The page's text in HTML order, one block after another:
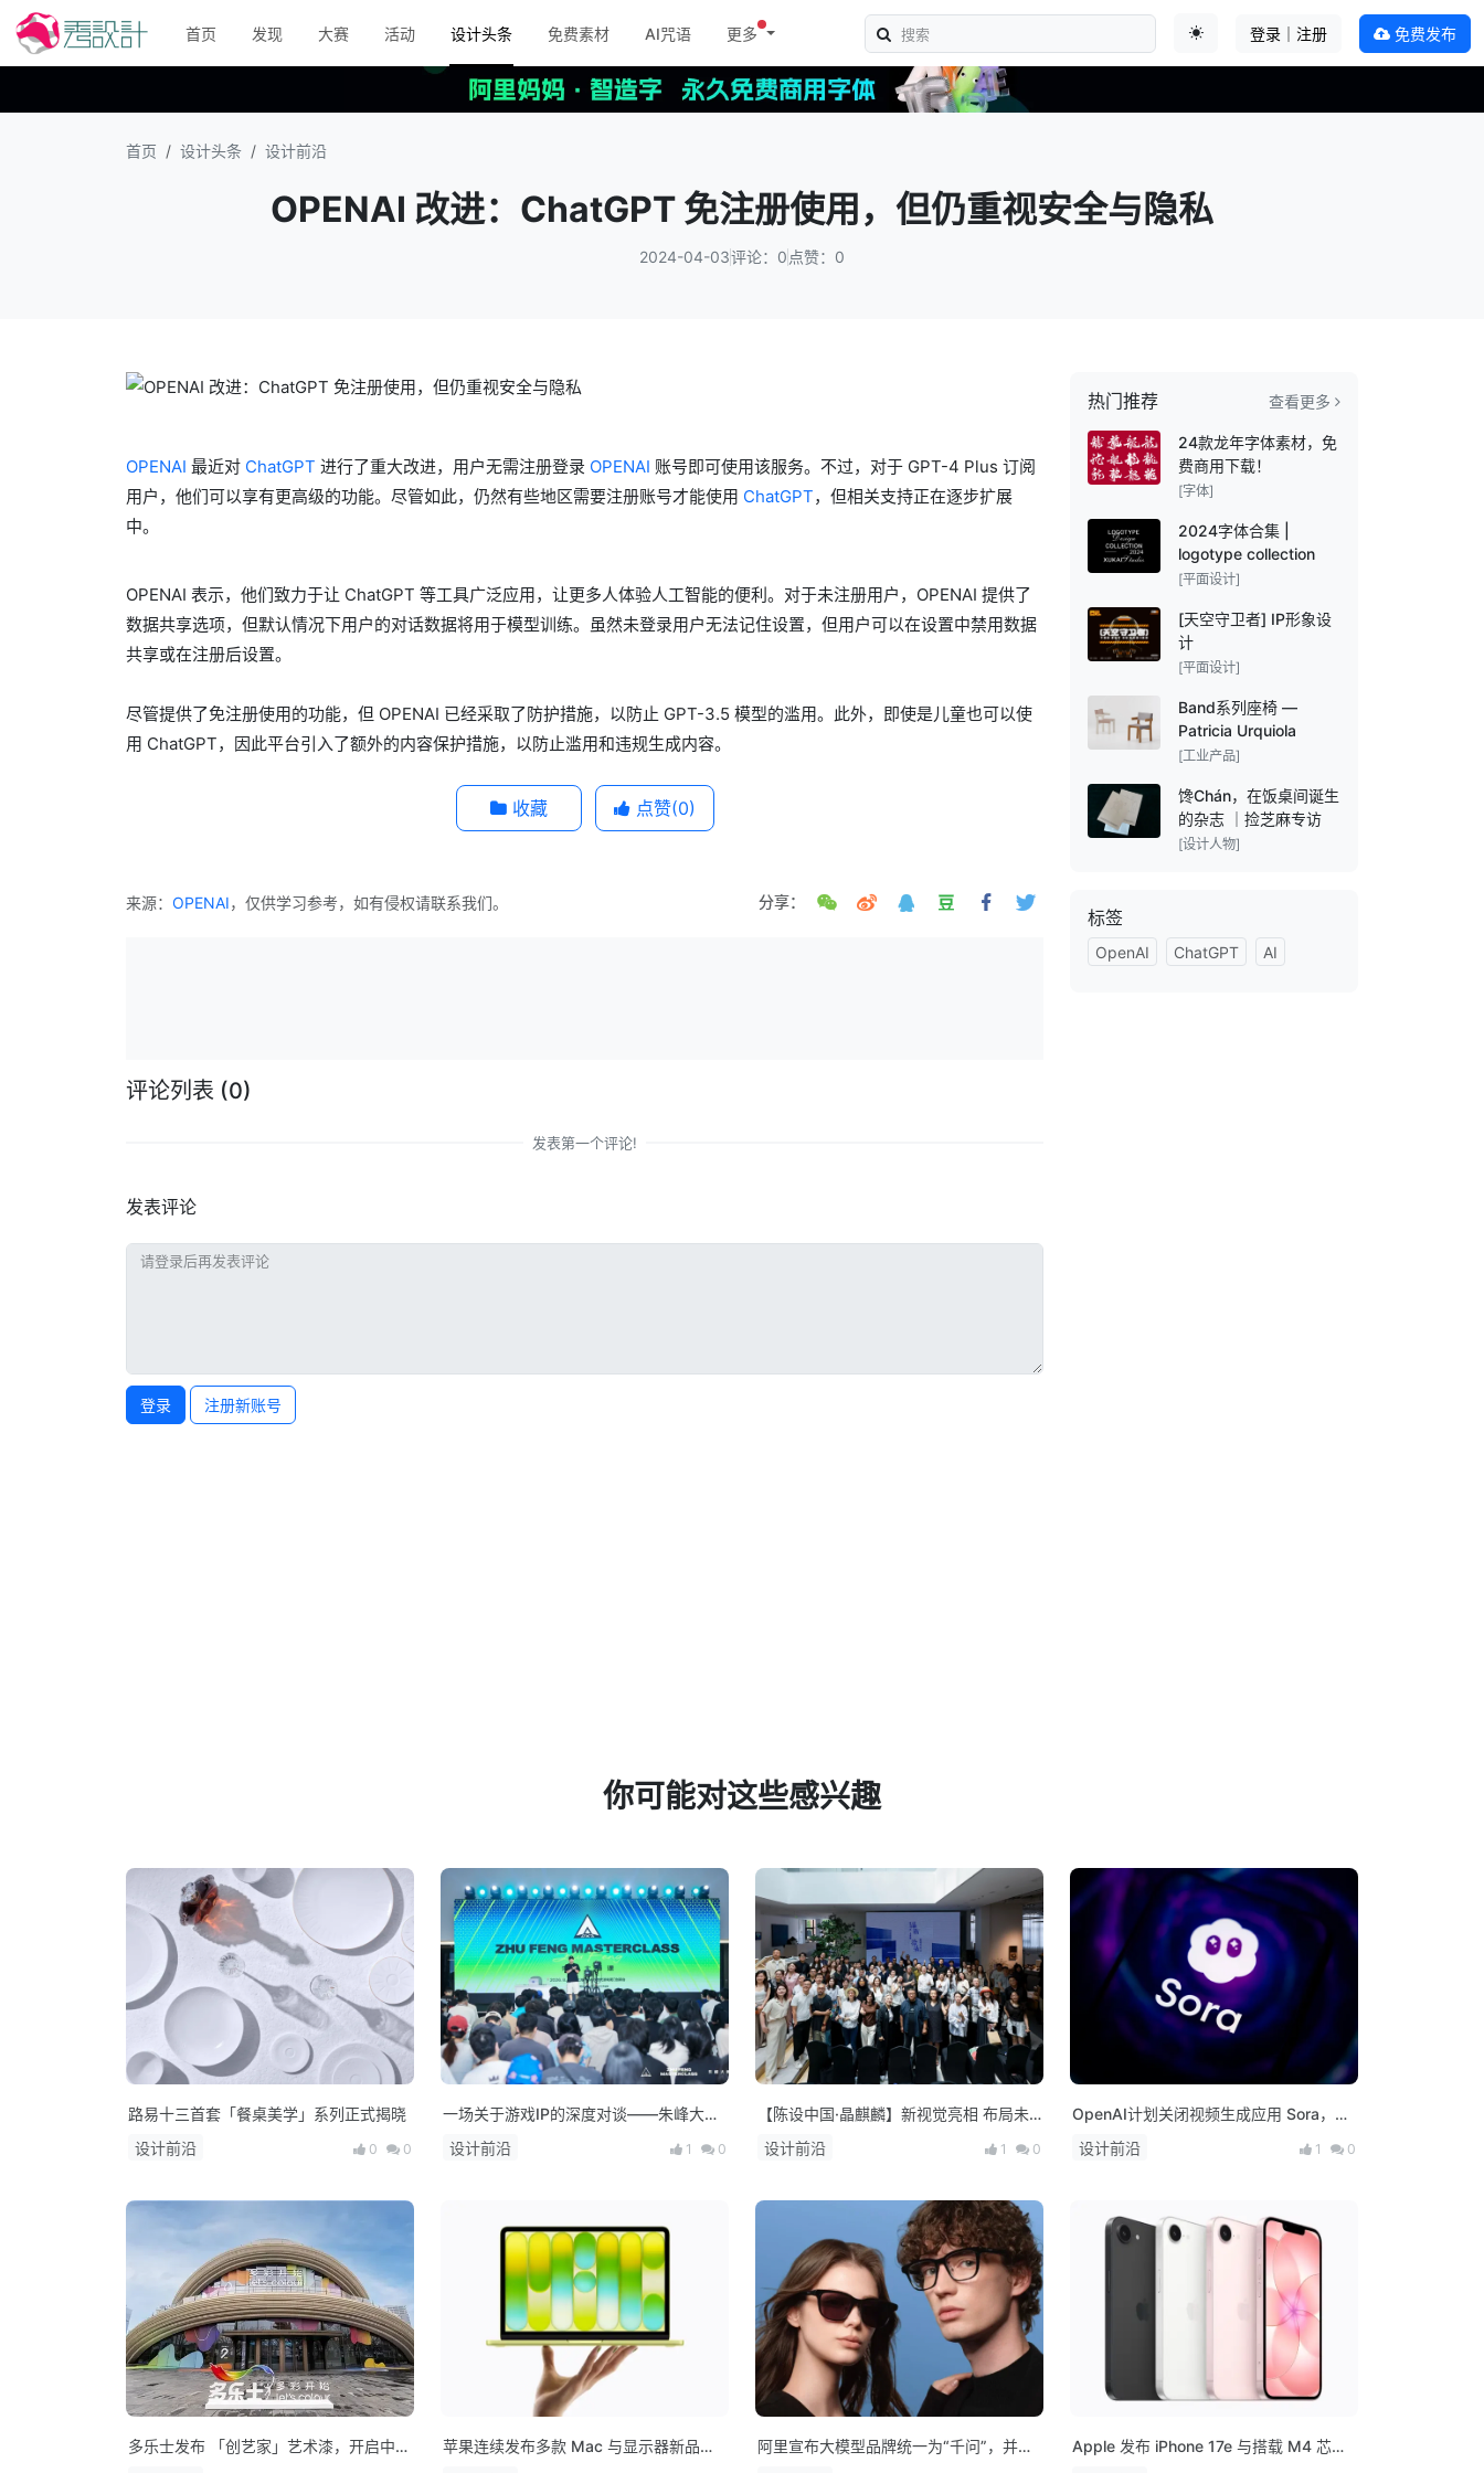
首页 发现 大赛 活动 设计头条 免费素材 AI咒语
更多
登录｜注册 免费发布
首页 设计头条 设计前沿
OPENAI 改进：ChatGPT 免注册使用，但仍重视安全与隐私
2024-04-03评论：0 点赞：0
OPENAI 最近对 ChatGPT 进行了重大改进，用户无需注册登录 OPENAI 账号即可使用该服务。不过，对于 GPT-4 Plus 订阅
用户，他们可以享有更高级的功能。尽管如此，仍然有些地区需要注册账号才能使用 ChatGPT，但相关支持正在逐步扩展
中。
OPENAI 表示，他们致力于让 ChatGPT 等工具广泛应用，让更多人体验人工智能的便利。对于未注册用户，OPENAI 提供了
数据共享选项，但默认情况下用户的对话数据将用于模型训练。虽然未登录用户无法记住设置，但用户可以在设置中禁用数据
共享或在注册后设置。
尽管提供了免注册使用的功能，但 OPENAI 已经采取了防护措施，以防止 GPT-3.5 模型的滥用。此外，即使是儿童也可以使
用 ChatGPT，因此平台引入了额外的内容保护措施，以防止滥用和违规生成内容。
收藏 点赞(0)
来源： OPENAI，仅供学习参考，如有侵权请联系我们。 分享：
评论列表 (0)
发表第一个评论!
发表评论
登录 注册新账号
热门推荐 查看更多
24款龙年字体素材，免
费商用下载！
[字体]
2024字体合集 |
logotype collection
[平面设计]
[天空守卫者] IP形象设
计
[平面设计]
Band系列座椅 —
Patricia Urquiola
[工业产品]
馋Chán，在饭桌间诞生
的杂志 ｜捡芝麻专访
[设计人物]
标签
OpenAI ChatGPT AI
你可能对这些感兴趣
路易十三首套「餐桌美学」系列正式揭晓
设计前沿
0 0
一场关于游戏IP的深度对谈——朱峰大师
课·次世代预研会在上海举办
设计前沿 1 0
【陈设中国·晶麒麟】新视觉亮相 布局未
来人居新生态
设计前沿 1 0
OpenAI计划关闭视频生成应用 Sora，上
线仅约15个月
设计前沿 1 0
多乐士发布 「创艺家」艺术漆，开启中国
苹果连续发布多款 Mac 与显示器新品：
阿里宣布大模型品牌统一为“千问”，并发
Apple 发布 iPhone 17e 与搭载 M4 芯片